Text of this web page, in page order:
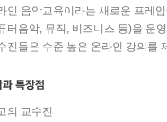
인 음악교육이라는 새로운 프레
터음악, 뮤직, 비즈니스 등)을 운
진들은 수준 높은 온라인 강의를
의 교수진